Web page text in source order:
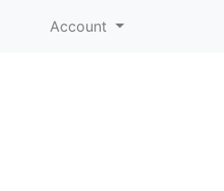
Account